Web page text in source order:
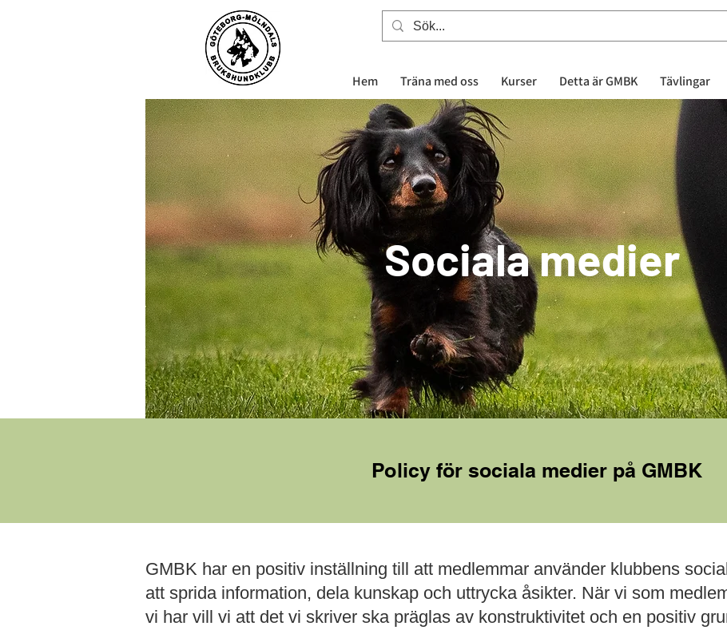
Hem Träna med oss Kurser Detta är GMBK Tävlingar
Sociala medier
Policy för sociala medier på GMBK
GMBK har en positiv inställning till att medlemmar använder klubbens
att sprida information, dela kunskap och uttrycka åsikter. När vi som
vi har vill vi att det vi skriver ska präglas av konstruktivitet och en positiv